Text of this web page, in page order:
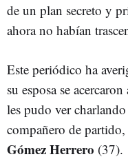
de un plan secreto y
ahora no habían
Este periódico ha
su esposa se
les pudo ver
compañero de
Gómez Herrero (37).